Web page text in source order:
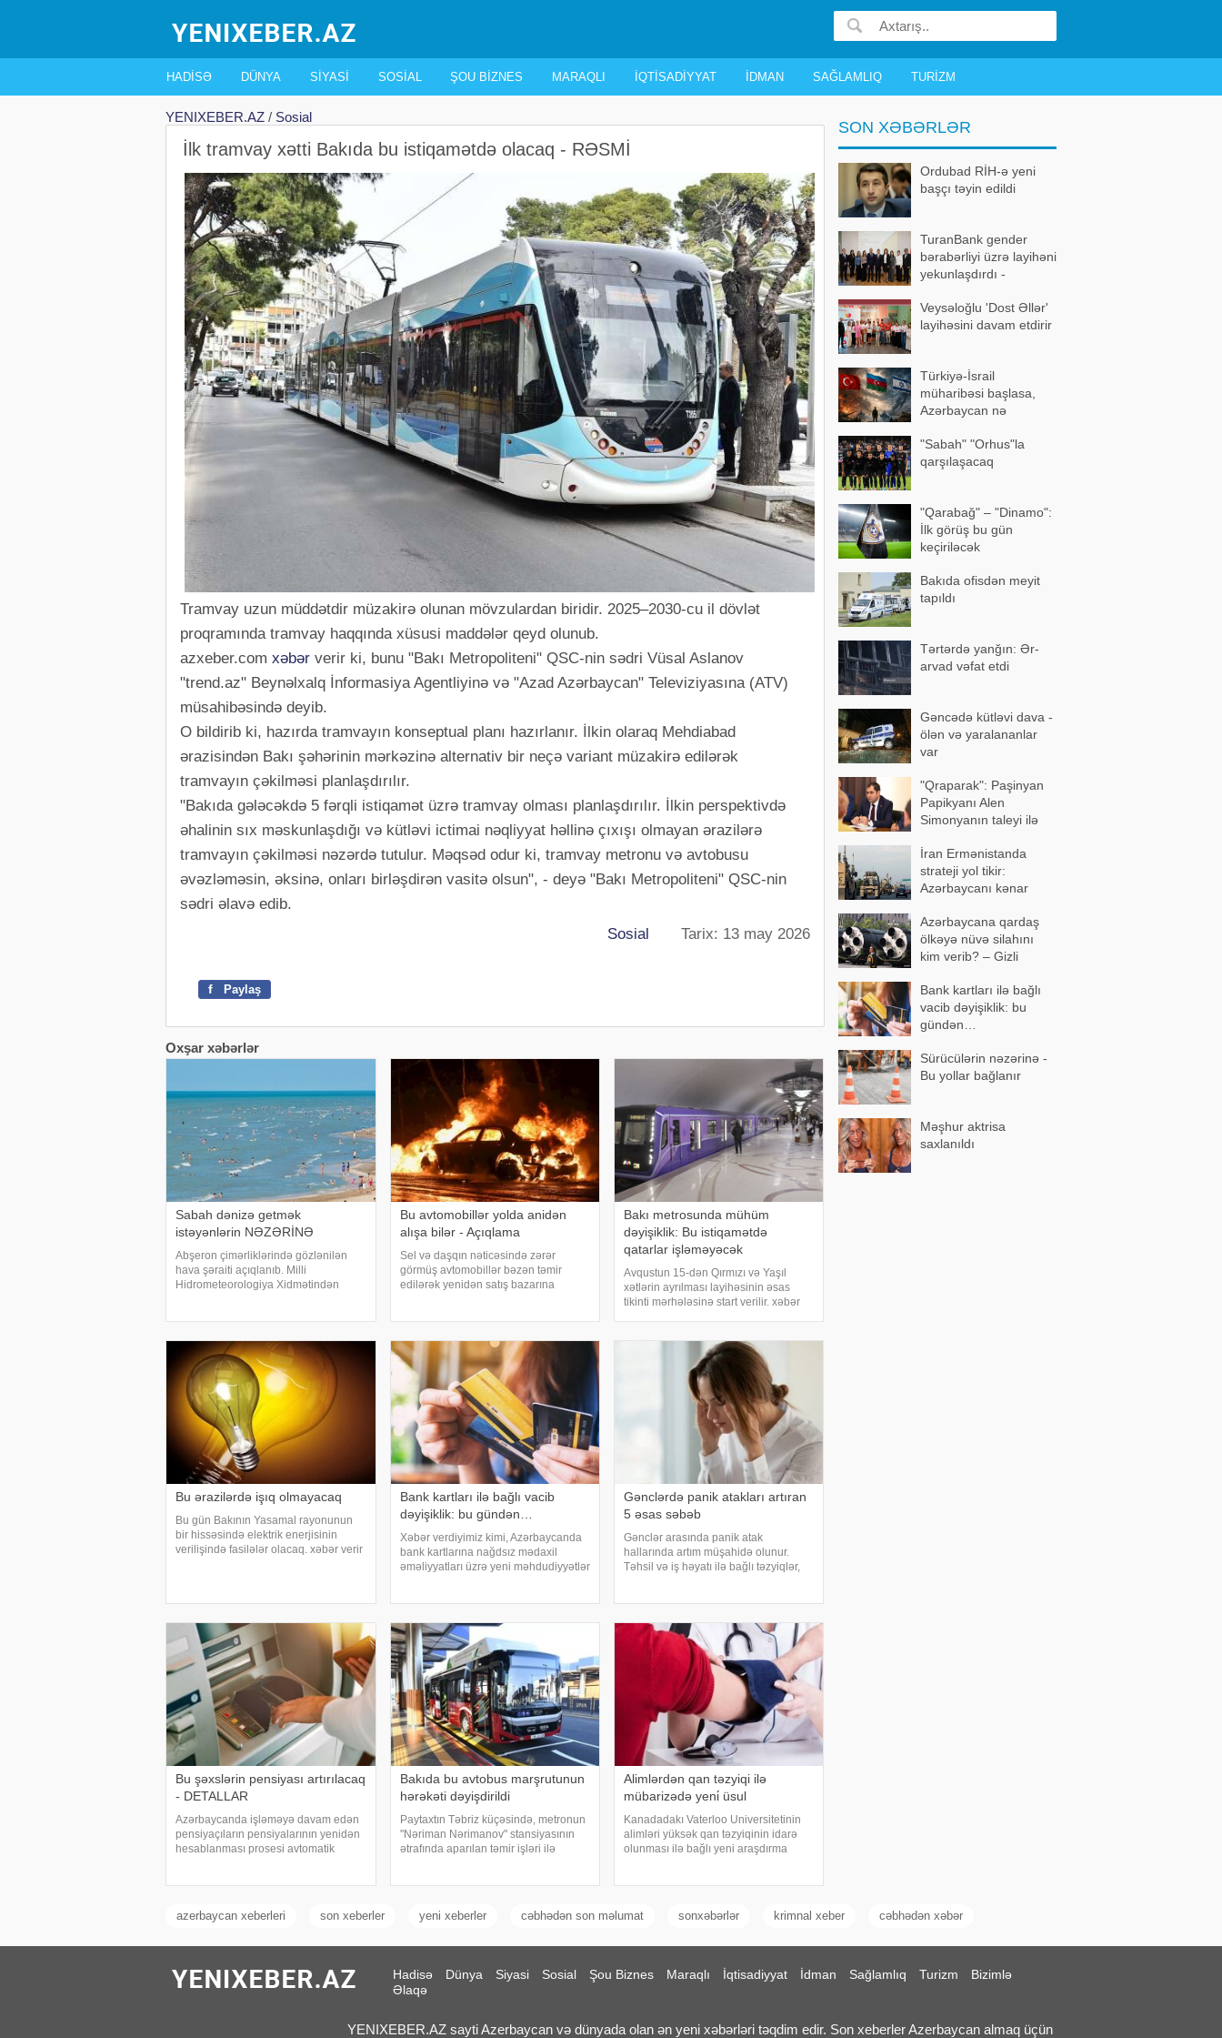
HADISƏ DÜNYA SIYASI SOSIAL ŞOU BIZNES MARAQLI İQTISADIYYAT İDMAN SAĞLAMLIQ TURIZM
YENIXEBER.AZ / Sosial
İlk tramvay xətti Bakıda bu istiqamətdə olacaq - RƏSMİ
Tramvay uzun müddətdir müzakirə olunan mövzulardan biridir. 2025–2030-cu il dövlət
proqramında tramvay haqqında xüsusi maddələr qeyd olunub.
azxeber.com xəbər verir ki, bunu "Bakı Metropoliteni" QSC-nin sədri Vüsal Aslanov
"trend.az" Beynəlxalq İnformasiya Agentliyinə və "Azad Azərbaycan" Televiziyasına (ATV)
müsahibəsində deyib.
O bildirib ki, hazırda tramvayın konseptual planı hazırlanır. İlkin olaraq Mehdiabad
ərazisindən Bakı şəhərinin mərkəzinə alternativ bir neçə variant müzakirə edilərək
tramvayın çəkilməsi planlaşdırılır.
"Bakıda gələcəkdə 5 fərqli istiqamət üzrə tramvay olması planlaşdırılır. İlkin perspektivdə
əhalinin sıx məskunlaşdığı və kütləvi ictimai nəqliyyat həllinə çıxışı olmayan ərazilərə
tramvayın çəkilməsi nəzərdə tutulur. Məqsəd odur ki, tramvay metronu və avtobusu
əvəzləməsin, əksinə, onları birləşdirən vasitə olsun", - deyə "Bakı Metropoliteni" QSC-nin
sədri əlavə edib.
Sosial Tarix: 13 may 2026
f Paylaş
Oxşar xəbərlər
Sabah dənizə getmək
istəyənlərin NƏZƏRİNƏ
Abşeron çimərliklərində gözlənilən
hava şəraiti açıqlanıb. Milli
Hidrometeorologiya Xidmətindən
suyunun temperaturu şima
Bu avtomobillər yolda anidən
alışa bilər - Açıqlama
Sel və daşqın nəticəsində zərər
görmüş avtomobillər bəzən təmir
edilərək yenidən satış bazarına
alıcılar üçü
Bakı metrosunda mühüm
dəyişiklik: Bu istiqamətdə
qatarlar işləməyəcək
Avqustun 15-dən Qırmızı və Yaşıl
xətlərin ayrılması layihəsinin əsas
tikinti mərhələsinə start verilir. xəbər
11 aylıq tikinti müddətind
Bu ərazilərdə işıq olmayacaq
Bu gün Bakının Yasamal rayonunun
bir hissəsində elektrik enerjisinin
verilişində fasilələr olacaq. xəbər verir
Bank kartları ilə bağlı vacib
dəyişiklik: bu gündən…
Xəbər verdiyimiz kimi, Azərbaycanda
bank kartlarına nağdsız mədaxil
əməliyyatları üzrə yeni məhdudiyyətlər
üzərində
Gənclərdə panik atakları artıran
5 əsas səbəb
Gənclər arasında panik atak
hallarında artım müşahidə olunur.
Təhsil və iş həyatı ilə bağlı təzyiqlər,
səbəblər
Bu şəxslərin pensiyası artırılacaq
- DETALLAR
Azərbaycanda işləməyə davam edən
pensiyaçıların pensiyalarının yenidən
hesablanması prosesi avtomatik
Bakıda bu avtobus marşrutunun
hərəkəti dəyişdirildi
Paytaxtın Təbriz küçəsində, metronun
"Nəriman Nərimanov" stansiyasının
ətrafında aparılan təmir işləri ilə
Alimlərdən qan təzyiqi ilə
mübarizədə yeni̇ üsul
Kanadadakı Vaterloo Universitetinin
alimləri yüksək qan təzyiqinin idarə
olunması ilə bağlı yeni araşdırma
SON XƏBƏRLƏR
Ordubad RİH-ə yeni
başçı təyin edildi
TuranBank gender
bərabərliyi üzrə layihəni
yekunlaşdırdı -
Veysəloğlu 'Dost Əllər'
layihəsini davam etdirir
Türkiyə-İsrail
müharibəsi başlasa,
Azərbaycan nə
detallar bəlli oldu"Sabah" "Orhus"la
qarşılaşacaq
"Qarabağ" – "Dinamo":
İlk görüş bu gün
keçiriləcək
Bakıda ofisdən meyit
tapıldı
Tərtərdə yanğın: Ər-
arvad vəfat etdi
Gəncədə kütləvi dava -
ölən və yaralananlar
var
"Qraparak": Paşinyan
Papikyanı Alen
Simonyanın taleyi ilə
İran Ermənistanda
strateji yol tikir:
Azərbaycanı kənar
formalaşır
Azərbaycana qardaş
ölkəyə nüvə silahını
kim verib? – Gizli
Bank kartları ilə bağlı
vacib dəyişiklik: bu
gündən…
Sürücülərin nəzərinə -
Bu yollar bağlanır
Məşhur aktrisa
saxlanıldı
azerbaycan xeberleri son xeberler yeni xeberler cəbhədən son məlumat sonxəbərlər krimnal xeber cəbhədən xəbər
Hadisə Dünya Siyasi Sosial Şou Biznes Maraqlı İqtisadiyyat İdman Sağlamlıq Turizm
Bizimlə
Əlaqə
YENIXEBER.AZ sayti Azerbaycan və dünyada olan ən yeni xəbərləri təqdim edir. Son xeberler Azerbaycan almaq üçün